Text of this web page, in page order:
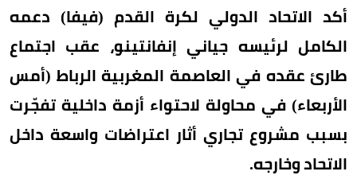
أكد الاتحاد الدولي لكرة القدم (فيفا) دعمه
الكامل لرئيسه جياني إنفانتينو، عقب اجتماع
طارئ عقده في العاصمة المغربية الرباط (أمس
الأربعاء) في محاولة لاحتواء أزمة داخلية تفجّرت
بسبب مشروع تجاري أثار اعتراضات واسعة داخل
الاتحاد وخارجه.